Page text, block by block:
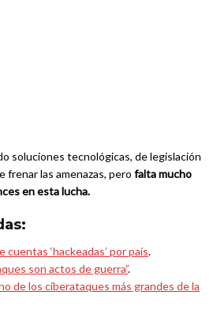
soluciones tecnológicas, de legislación
frenar las amenazas, pero falta mucho
en esta lucha.
cuentas ‘hackeadas’ por país.
son actos de guerra”.
de los ciberataques más grandes de la